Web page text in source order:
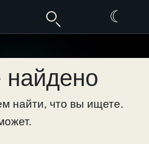
☾
найдено
найти, что вы ищете.